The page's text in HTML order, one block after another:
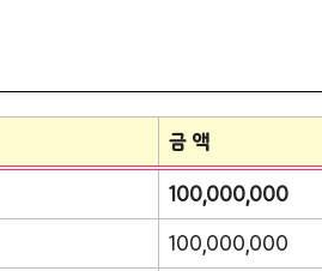
금 액
100,000,000
100,000,000